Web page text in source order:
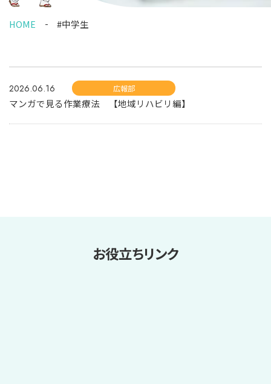
HOME #中学生
2026.06.16 広報部
マンガで見る作業療法 【地域リハビリ編】
お役立ちリンク